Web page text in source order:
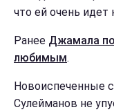
что ей очень
Ранее Джамала
любимым.
Новоиспеченные
Сулейманов не